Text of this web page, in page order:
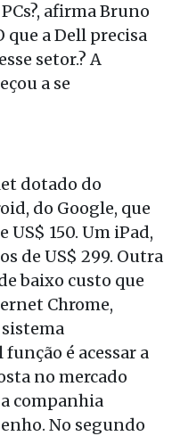
afirma Bruno
que a Dell precisa
setor.? A
a se
dotado do
do Google, que
US$ 150. Um iPad,
de US$ 299. Outra
baixo custo que
Chrome,
é acessar a
no mercado
companhia
No segundo